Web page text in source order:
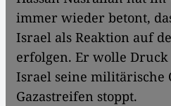
immer wieder betont,
Israel als Reaktion auf
erfolgen. Er wolle
Israel seine militärische
Gazastreifen stoppt.